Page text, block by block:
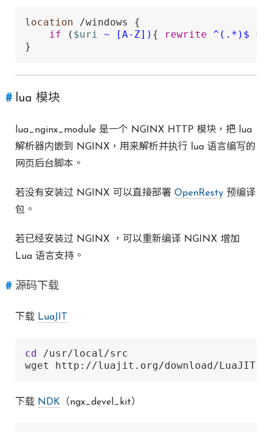
location /windows {
if ( $uri ~ [A-Z]) { rewrite ^(.*)$
}
lua 模块
lua_nginx_module 是一个 NGINX HTTP 模块，把 lua
解析器内嵌到 NGINX，用来解析并执行 lua 语言编写的
网页后台脚本。
若没有安装过 NGINX 可以直接部署 OpenResty 预编译
包。
若已经安装过 NGINX ，可以重新编译 NGINX 增加
Lua 语言支持。
源码下载
下载 LuaJIT
cd /usr/local/src
wget http://luajit.org/download/LuaJIT-
下载 NDK （ngx_devel_kit）